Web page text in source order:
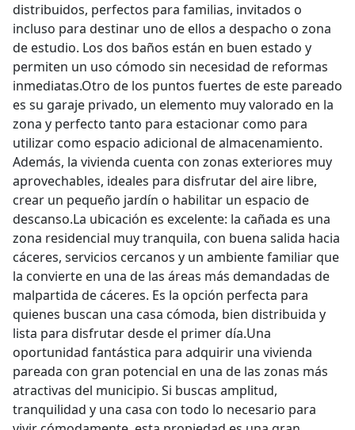
distribuidos, perfectos para familias, invitados o
incluso para destinar uno de ellos a despacho o zona
de estudio. Los dos baños están en buen estado y
permiten un uso cómodo sin necesidad de reformas
inmediatas.Otro de los puntos fuertes de este pareado
es su garaje privado, un elemento muy valorado en la
zona y perfecto tanto para estacionar como para
utilizar como espacio adicional de almacenamiento.
Además, la vivienda cuenta con zonas exteriores muy
aprovechables, ideales para disfrutar del aire libre,
crear un pequeño jardín o habilitar un espacio de
descanso.La ubicación es excelente: la cañada es una
zona residencial muy tranquila, con buena salida hacia
cáceres, servicios cercanos y un ambiente familiar que
la convierte en una de las áreas más demandadas de
malpartida de cáceres. Es la opción perfecta para
quienes buscan una casa cómoda, bien distribuida y
lista para disfrutar desde el primer día.Una
oportunidad fantástica para adquirir una vivienda
pareada con gran potencial en una de las zonas más
atractivas del municipio. Si buscas amplitud,
tranquilidad y una casa con todo lo necesario para